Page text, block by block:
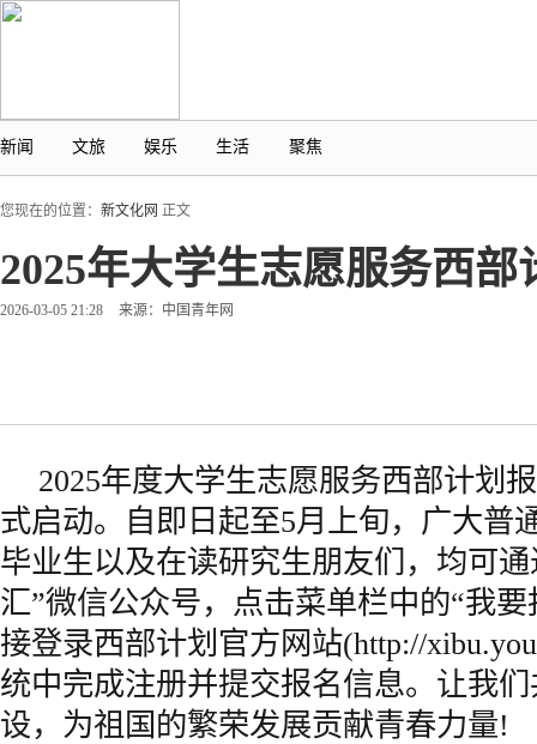
新闻 文旅 娱乐 生活 聚焦
您现在的位置： 新文化网 正文
2025年大学生志愿服务西
2026-03-05 21:28 来源：中国青年网
2025年度大学生志愿服务西部计划
式启动。自即日起至5月上旬，广大普
毕业生以及在读研究生朋友们，均可
汇”微信公众号，点击菜单栏中的“我
接登录西部计划官方网站(http://
统中完成注册并提交报名信息。让我
设，为祖国的繁荣发展贡献青春力量!